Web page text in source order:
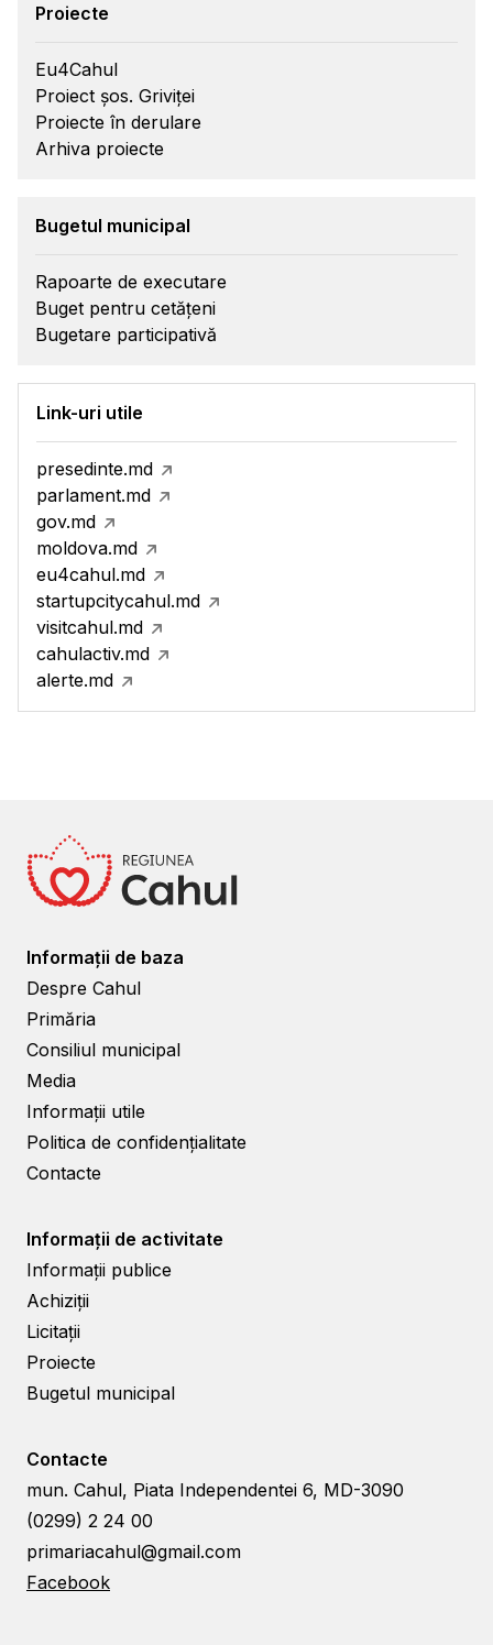
Proiecte
Eu4Cahul
Proiect șos. Griviței
Proiecte în derulare
Arhiva proiecte
Bugetul municipal
Rapoarte de executare
Buget pentru cetățeni
Bugetare participativă
Link-uri utile
presedinte.md
parlament.md
gov.md
moldova.md
eu4cahul.md
startupcitycahul.md
visitcahul.md
cahulactiv.md
alerte.md
Informații de baza
Despre Cahul
Primăria
Consiliul municipal
Media
Informații utile
Politica de confidențialitate
Contacte
Informații de activitate
Informații publice
Achiziții
Licitații
Proiecte
Bugetul municipal
Contacte
mun. Cahul, Piata Independentei 6, MD-3090
(0299) 2 24 00
primariacahul@gmail.com
Facebook